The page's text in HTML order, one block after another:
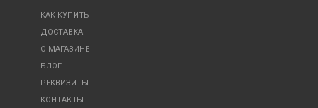
КАК КУПИТЬ
ДОСТАВКА
О МАГАЗИНЕ
БЛОГ
РЕКВИЗИТЫ
КОНТАКТЫ